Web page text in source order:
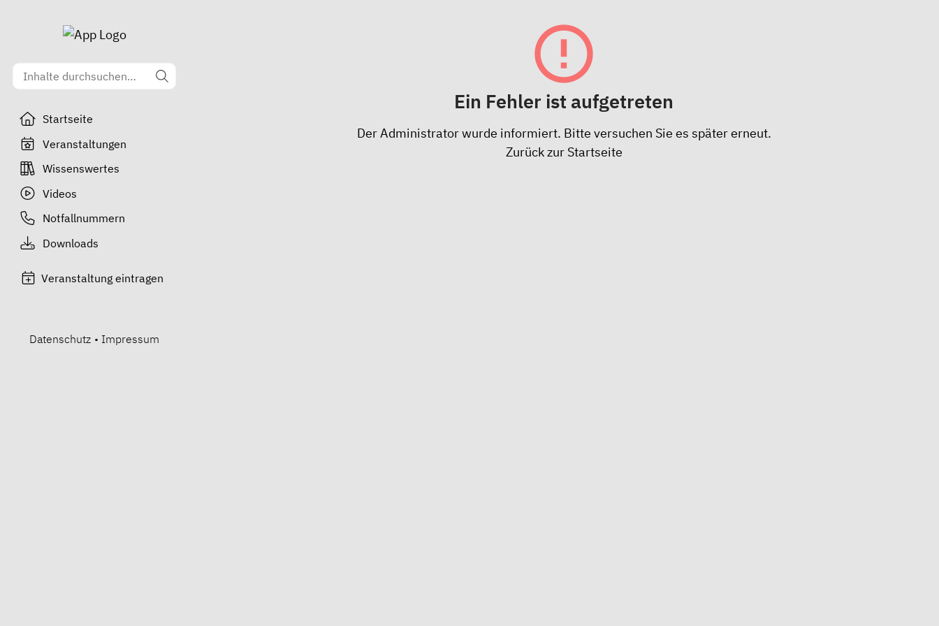
Startseite
Veranstaltungen
Wissenswertes
Videos
Notfallnummern
Downloads
Veranstaltung eintragen
Datenschutz • Impressum
Ein Fehler ist aufgetreten
Der Administrator wurde informiert. Bitte versuchen Sie es später erneut.
Zurück zur Startseite